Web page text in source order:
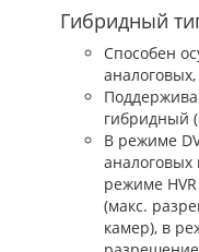
Гибридный
Способен
гибридный
В режиме
режиме
(макс.
камер), в